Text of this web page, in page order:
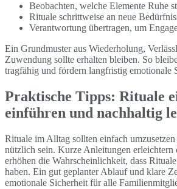
Beobachten, welche Elemente Ruhe
Rituale schrittweise an neue
Verantwortung übertragen, um
Ein Grundmuster aus Wiederholung,
Zuwendung sollte erhalten bleiben. So
tragfähig und fördern langfristig emotionale
Praktische Tipps: Rituale
einführen und nachhaltig
Rituale im Alltag sollten einfach
nützlich sein. Kurze Anleitungen
erhöhen die Wahrscheinlichkeit, dass
haben. Ein gut geplanter Ablauf und klare
emotionale Sicherheit für alle